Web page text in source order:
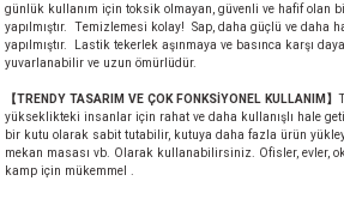
Üfleme Makinesi
günlük kullanım için toksik olmayan, güvenli ve hafif olan
yapılmıştır. Temizlemesi kolay! Sap, daha güçlü ve daha
yapılmıştır. Lastik tekerlek aşınmaya ve basınca karşı
yuvarlanabilir ve uzun ömürlüdür.
【TRENDY TASARIM VE ÇOK FONKSİYONEL KULLANIM】
yükseklikteki insanlar için rahat ve daha kullanışlı hale
bir kutu olarak sabit tutabilir, kutuya daha fazla ürün
mekan masası vb. Olarak kullanabilirsiniz. Ofisler, evler,
kamp için mükemmel .